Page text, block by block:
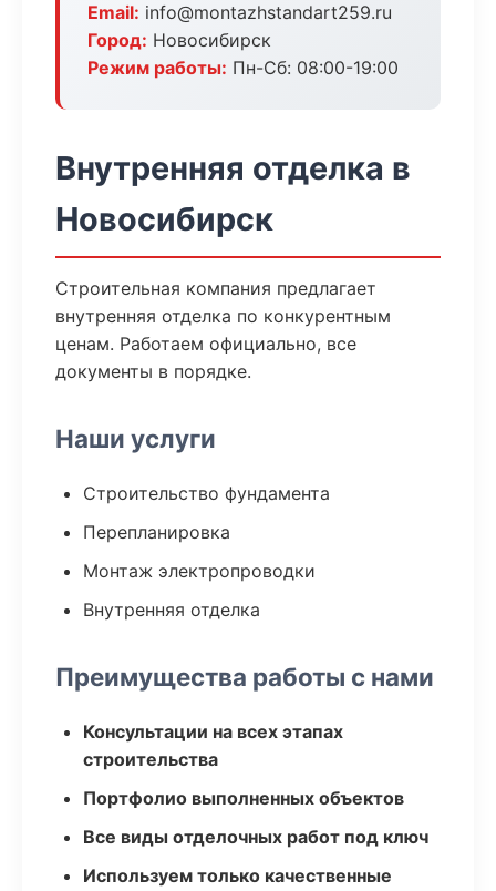
Email: info@montazhstandart259.ru
Город: Новосибирск
Режим работы: Пн-Сб: 08:00-19:00
Внутренняя отделка в
Новосибирск
Строительная компания предлагает
внутренняя отделка по конкурентным
ценам. Работаем официально, все
документы в порядке.
Наши услуги
Строительство фундамента
Перепланировка
Монтаж электропроводки
Внутренняя отделка
Преимущества работы с нами
Консультации на всех этапах
строительства
Портфолио выполненных объектов
Все виды отделочных работ под ключ
Используем только качественные